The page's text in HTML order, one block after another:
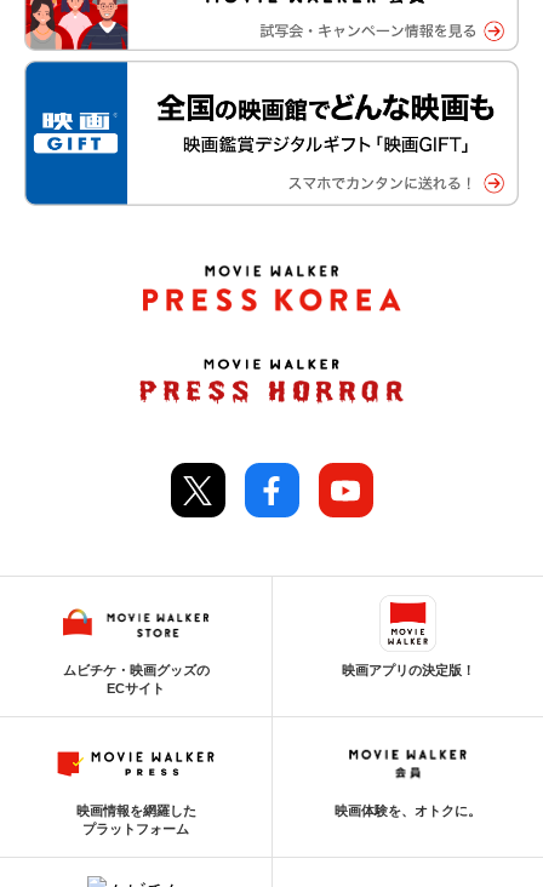
ムビチケ・映画グッズの
ECサイト
映画アプリの決定版！
映画情報を網羅した
プラットフォーム
映画体験を、オトクに。